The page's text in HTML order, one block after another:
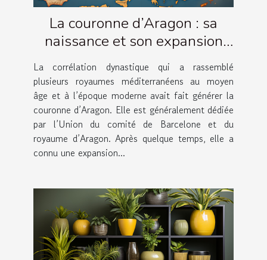
La couronne d’Aragon : sa
naissance et son expansion
territoriale.
La corrélation dynastique qui a rassemblé
plusieurs royaumes méditerranéens au moyen
âge et à l’époque moderne avait fait générer la
couronne d’Aragon. Elle est généralement dédiée
par l’Union du comité de Barcelone et du
royaume d’Aragon. Après quelque temps, elle a
connu une expansion...